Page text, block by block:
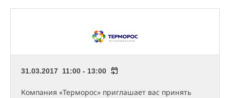
31.03.2017 11:00 - 13:00
Компания «Терморос» приглашает вас принять